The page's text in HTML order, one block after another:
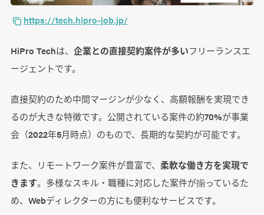
https://tech.hipro-job.jp/
HiPro Techは、 企業との直接契約案件が多いフリーランスエ
ージェントです。
直接契約のため中間マージンが少なく、高額報酬を実現でき
るのが大きな特徴です。公開されている案件の約70%が事業
会（2022年5月時点）のもので、長期的な契約が可能です。
また、リモートワーク案件が豊富で、 柔軟な働き方を実現で
きます。多様なスキル・職種に対応した案件が揃っているた
め、Webディレクターの方にも便利なサービスです。